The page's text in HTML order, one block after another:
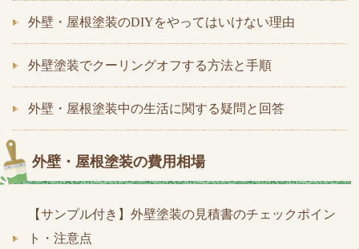
外壁・屋根塗装のDIYをやってはいけない理由
外壁塗装でクーリングオフする方法と手順
外壁・屋根塗装中の生活に関する疑問と回答
外壁・屋根塗装の費用相場
【サンプル付き】外壁塗装の見積書のチェックポイン
ト・注意点